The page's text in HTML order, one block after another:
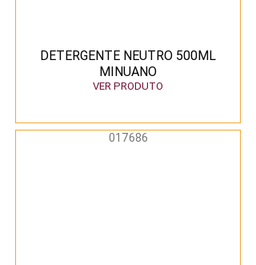
DETERGENTE NEUTRO 500ML
MINUANO
VER PRODUTO
017686